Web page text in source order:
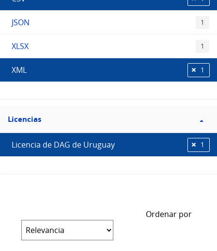
JSON 1
XLSX 1
XML 1
Filtro
Licencias
Licencias
Licencia de DAG de Uruguay 1
Ordenar por